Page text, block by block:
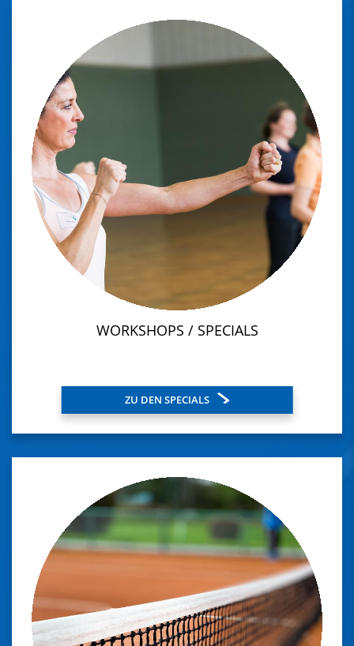
WORKSHOPS / SPECIALS
ZU DEN SPECIALS